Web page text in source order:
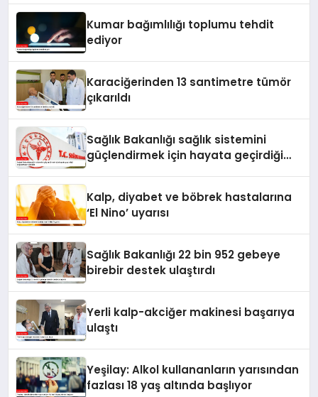
Kumar bağımlılığı toplumu tehdit
ediyor
Karaciğerinden 13 santimetre tümör
çıkarıldı
Sağlık Bakanlığı sağlık sistemini
güçlendirmek için hayata geçirdiği
Kalp, diyabet ve böbrek hastalarına
‘El Nino’ uyarısı
Sağlık Bakanlığı 22 bin 952 gebeye
birebir destek ulaştırdı
Yerli kalp-akciğer makinesi başarıya
ulaştı
Yeşilay: Alkol kullananların yarısından
fazlası 18 yaş altında başlıyor